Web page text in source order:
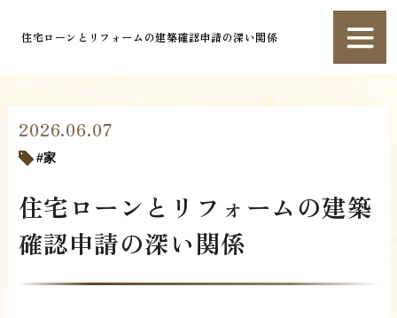
住宅ローンとリフォームの建築確認申請の深い関係
2026.06.07
家
住宅ローンとリフォームの建築
確認申請の深い関係